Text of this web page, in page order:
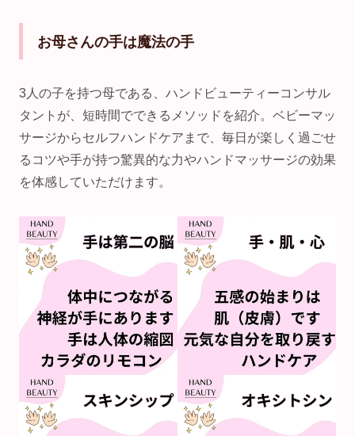
お母さんの手は魔法の手
3人の子を持つ母である、ハンドビューティーコンサル
タントが、短時間でできるメソッドを紹介。ベビーマッ
サージからセルフハンドケアまで、毎日が楽しく過ごせ
るコツや手が持つ驚異的な力やハンドマッサージの効果
を体感していただけます。